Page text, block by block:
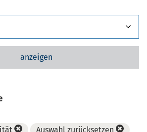
anzeigen
Auswahl zurücksetzen